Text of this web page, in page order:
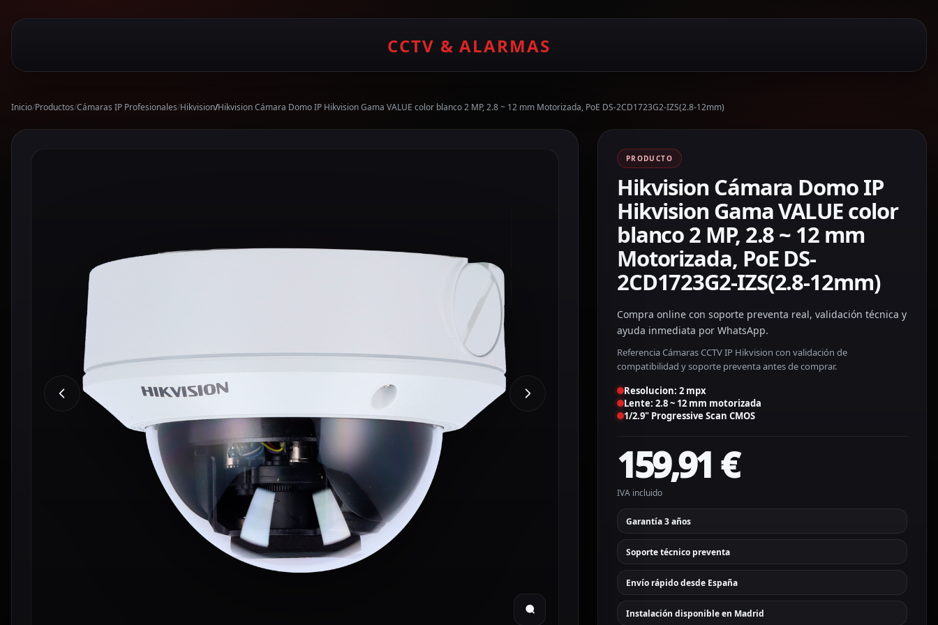
CCTV & ALARMAS
Inicio/Productos/Cámaras IP Profesionales/Hikvision/Hikvision Cámara Domo IP Hikvision Gama VALUE color blanco 2 MP, 2.8 ~ 12 mm Motorizada, PoE DS-2CD1723G2-IZS(2.8-12mm)
PRODUCTO
Hikvision Cámara Domo IP
Hikvision Gama VALUE color
blanco 2 MP, 2.8 ~ 12 mm
Motorizada, PoE DS-
2CD1723G2-IZS(2.8-12mm)
Compra online con soporte preventa real, validación técnica y
ayuda inmediata por WhatsApp.
Referencia Cámaras CCTV IP Hikvision con validación de
compatibilidad y soporte preventa antes de comprar.
Resolucion: 2 mpx
Lente: 2.8 ~ 12 mm motorizada
1/2.9" Progressive Scan CMOS
159,91 €
IVA incluido
Garantía 3 años
Soporte técnico preventa
Envío rápido desde España
Instalación disponible en Madrid